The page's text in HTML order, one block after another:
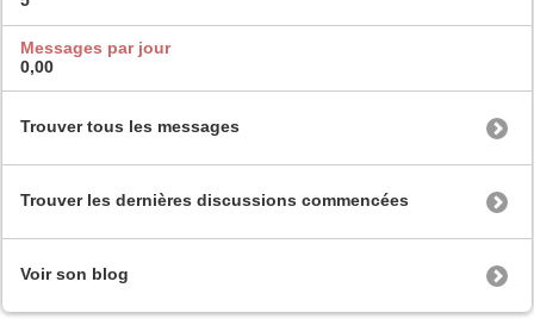
Messages par jour
0,00
Trouver tous les messages
Trouver les dernières discussions commencées
Voir son blog